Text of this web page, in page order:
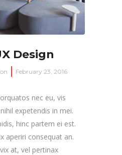
Design
February 23, 2016
nec eu, vis
expetendis in mei.
hinc partem ei est.
aperiri consequat an.
at, vel pertinax